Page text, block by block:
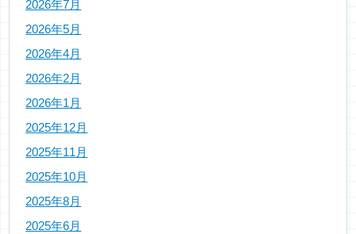
2026年7月
2026年5月
2026年4月
2026年2月
2026年1月
2025年12月
2025年11月
2025年10月
2025年8月
2025年6月